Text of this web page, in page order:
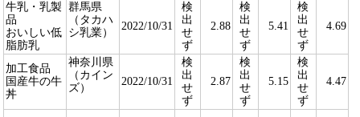
牛乳・乳製
品
おいしい低
脂肪乳
群馬県
（タカハ
シ乳業）
2022/10/31
検
出
せ
ず
2.88
検
出
せ
ず
5.41
検
出
せ
ず
4.69
加工食品
国産牛の牛
丼
神奈川県
（カイン
ズ）
2022/10/31
検
出
せ
ず
2.87
検
出
せ
ず
5.15
検
出
せ
ず
4.47